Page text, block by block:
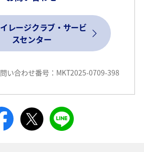
レージクラブ・サービ
スセンター
い合わせ番号：MKT2025-0709-398